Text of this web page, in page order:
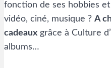
fonction de ses hobbies
vidéo, ciné, musique ? A
cadeaux grâce à Culture
albums…